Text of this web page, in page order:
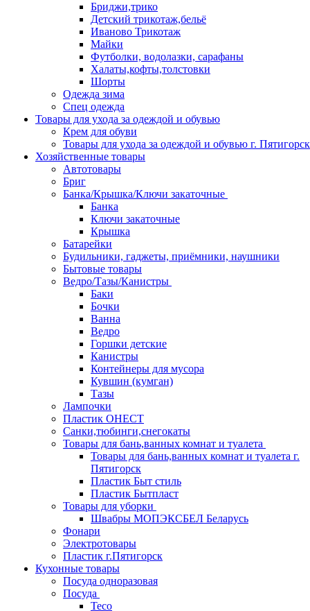
Бриджи,трико
Детский трикотаж,бельё
Иваново Трикотаж
Майки
Футболки, водолазки, сарафаны
Халаты,кофты,толстовки
Шорты
Одежда зима
Спец одежда
Товары для ухода за одеждой и обувью
Крем для обуви
Товары для ухода за одеждой и обувью г. Пятигорск
Хозяйственные товары
Автотовары
Бриг
Банка/Крышка/Ключи закаточные
Банка
Ключи закаточные
Крышка
Батарейки
Будильники, гаджеты, приёмники, наушники
Бытовые товары
Ведро/Тазы/Канистры
Баки
Бочки
Ванна
Ведро
Горшки детские
Канистры
Контейнеры для мусора
Кувшин (кумган)
Тазы
Лампочки
Пластик ОНЕСТ
Санки,тюбинги,снегокаты
Товары для бань,ванных комнат и туалета
Товары для бань,ванных комнат и туалета г.
Пятигорск
Пластик Быт стиль
Пластик Бытпласт
Товары для уборки
Швабры МОПЭКСБЕЛ Беларусь
Фонари
Электротовары
Пластик г.Пятигорск
Кухонные товары
Посуда одноразовая
Посуда
Teco